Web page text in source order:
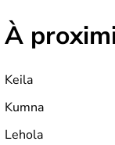
À
Keila
Kumna
Lehola